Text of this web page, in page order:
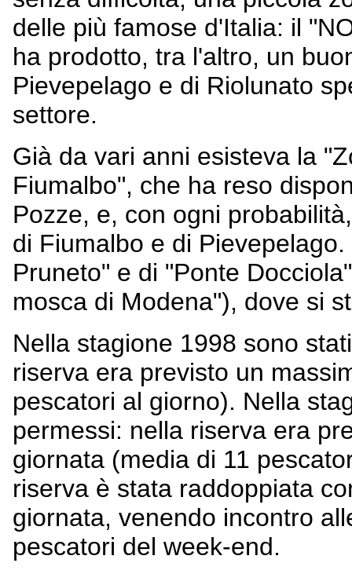
delle più famose d'Italia: il
ha prodotto, tra l'altro, un
Pievepelago e di Riolunato
settore.
Già da vari anni esisteva la
Fiumalbo", che ha reso
Pozze, e, con ogni
di Fiumalbo e di
Pruneto" e di "Ponte
mosca di Modena"), dove si
Nella stagione 1998 sono
riserva era previsto un
pescatori al giorno). Nella
permessi: nella riserva era
giornata (media di 11
riserva è stata raddoppiata
giornata, venendo incontro
pescatori del week-end.